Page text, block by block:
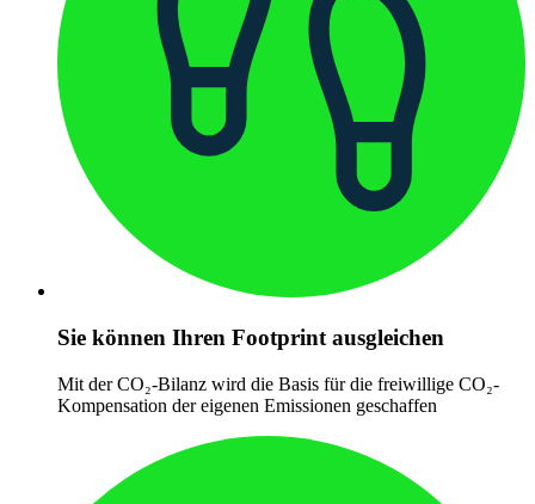
Sie können Ihren Footprint ausgleichen
Mit der CO₂-Bilanz wird die Basis für die freiwillige CO₂-
Kompensation der eigenen Emissionen geschaffen